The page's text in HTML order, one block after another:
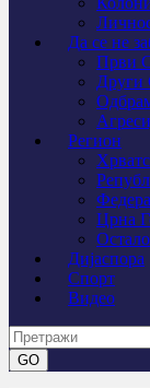
Да се не
Први
Други
Регион
Црна
Остало
Дијаспора
Спорт
Видео